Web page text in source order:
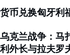
货币兑换匈牙利
乌克兰战争：马
利外长与拉夫罗